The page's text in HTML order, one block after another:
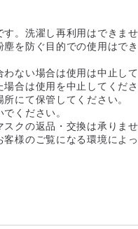
。洗濯し再利用はできませ
を防ぐ目的での使用はで
ない場合は使用は中止して
合は使用を中止してくださ
にて保管してください。
ください。
クの返品・交換は承りませ
様のご覧になる環境によ